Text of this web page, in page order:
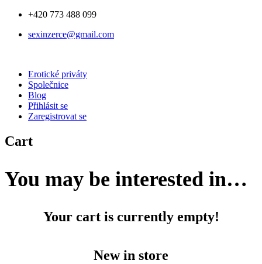
+420 773 488 099
sexinzerce@gmail.com
Erotické priváty
Společnice
Blog
Přihlásit se
Zaregistrovat se
Cart
You may be interested in…
Your cart is currently empty!
New in store